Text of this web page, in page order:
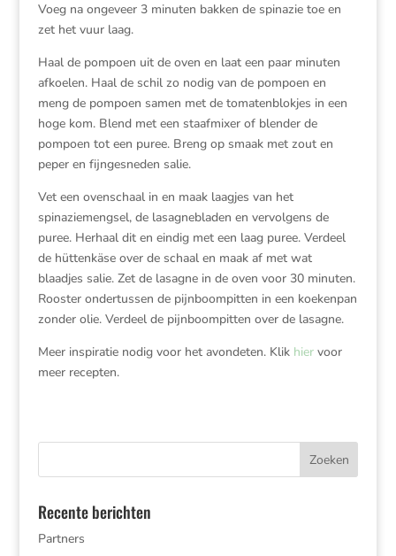
Voeg na ongeveer 3 minuten bakken de spinazie toe en
zet het vuur laag.
Haal de pompoen uit de oven en laat een paar minuten
afkoelen. Haal de schil zo nodig van de pompoen en
meng de pompoen samen met de tomatenblokjes in een
hoge kom. Blend met een staafmixer of blender de
pompoen tot een puree. Breng op smaak met zout en
peper en fijngesneden salie.
Vet een ovenschaal in en maak laagjes van het
spinaziemengsel, de lasagnebladen en vervolgens de
puree. Herhaal dit en eindig met een laag puree. Verdeel
de hüttenkäse over de schaal en maak af met wat
blaadjes salie. Zet de lasagne in de oven voor 30 minuten.
Rooster ondertussen de pijnboompitten in een koekenpan
zonder olie. Verdeel de pijnboompitten over de lasagne.
Meer inspiratie nodig voor het avondeten. Klik hiervoor
meer recepten.
Recente berichten
Partners